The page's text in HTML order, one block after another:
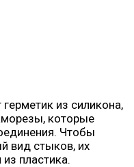
из силикона,
которые
Чтобы
вид стыков, их
пластика.